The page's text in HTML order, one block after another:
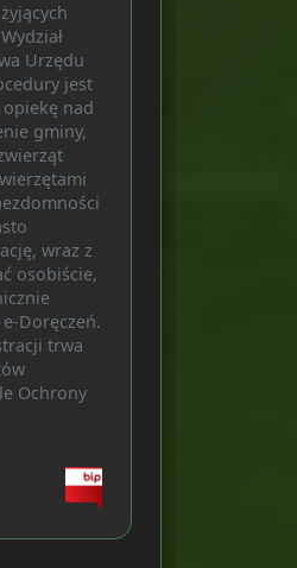
Urzędu
jest
nad
gminy,
wraz z
osobiście,
Doręczeń.
trwa
Ochrony